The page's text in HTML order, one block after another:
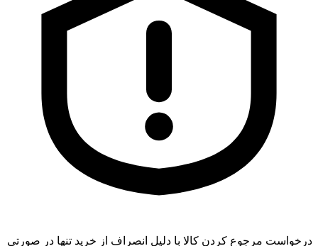
درخواست مرجوع کردن کالا با دلیل انصراف از خرید تنها در صورتی